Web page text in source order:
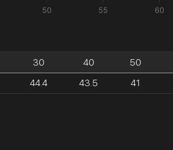
50 55 60
30
44.4
40
43.5
50
41